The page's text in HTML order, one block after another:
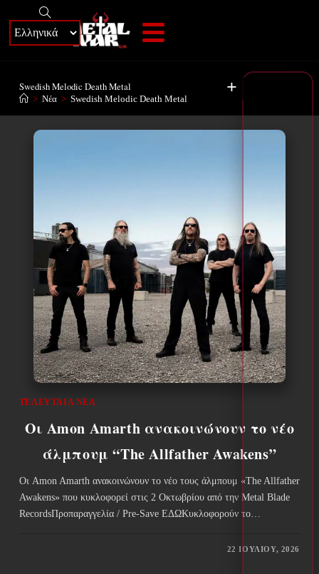
+
Swedish Melodic Death Metal
> Νέα > Swedish Melodic Death Metal
ΤΕΛΕΥΤΑΊΑ ΝΈΑ
Οι Amon Amarth ανακοινώνουν το νέο
άλμπουμ “The Allfather Awakens”
Οι Amon Amarth ανακοινώνουν το νέο τους άλμπουμ «The Allfather
Awakens» που κυκλοφορεί στις 2 Οκτωβρίου από την Metal Blade
RecordsΠροπαραγγελία / Pre-Save ΕΔΩΚυκλοφορούν το…
22 ΙΟΥΛΊΟΥ, 2026